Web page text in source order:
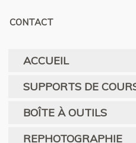
CONTACT
ACCUEIL
SUPPORTS DE
BOÎTE À OUTILS
REPHOTOGRAPHIE